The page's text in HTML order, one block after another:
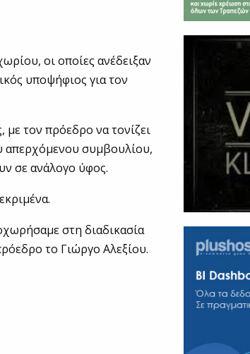
οι οποίες ανέδειξαν
υποψήφιος για τον
με τον πρόεδρο να τονίζει
απερχόμενου συμβουλίου,
σε ανάλογο ύφος.
στη διαδικασία
το Γιώργο Αλεξίου.